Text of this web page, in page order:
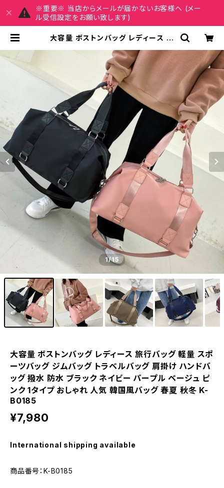
※重要※ 当店からメールが届かないお客様へ (メー
ル受信設定をお願い致します)
大容量 ボストンバッグ レディース 旅
ッグ トラベルバッグ 肩掛け ハンドバ
ッグ 撥水 防水 ブラック ネイビー パ
ープル ベージュ ピンク 1タイプ おし
ゃれ 人気 韓国風バッグ 春夏 秋冬 K-
B0185 | REIRSE レイルセ 20代,3
0代,40代 レディースファッション 通
販
1/15
大容量 ボストンバッグ レディース 旅行バッグ 軽量 スポ
ーツバッグ ジムバッグ トラベルバッグ 肩掛け ハンドバ
ッグ 撥水 防水 ブラック ネイビー パープル ベージュ ピ
ンク 1タイプ おしゃれ 人気 韓国風バッグ 春夏 秋冬 K-
B0185
¥7,980
International shipping available
商品番号：K-B0185